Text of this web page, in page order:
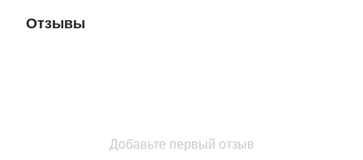
Отзывы
Добавьте первый отзыв